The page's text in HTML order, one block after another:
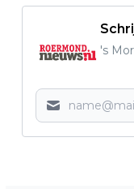
's